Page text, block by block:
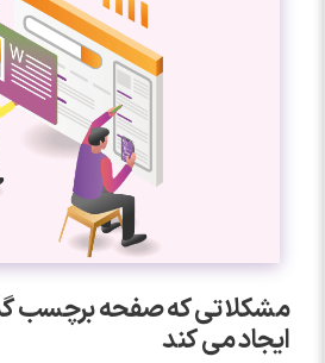
مشکلاتی که صفحه برچسب
ایجاد می کند